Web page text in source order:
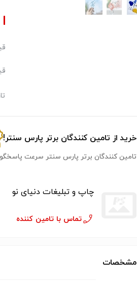
خرید از تامین کنندگان برتر پارس سنتر!
تامین کنندگان برتر پارس سنتر سرعت
چاپ و تبلیغات دنیای نو
تماس با تامین کننده
مشخصات